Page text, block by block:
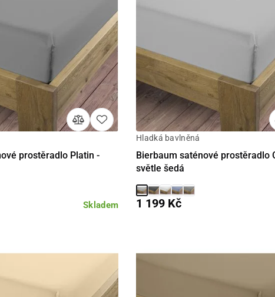
prostěradlo Platin -
Skladem
Hladká bavlněná
Bierbaum saténové prostěradlo
světle šedá
1 199 Kč